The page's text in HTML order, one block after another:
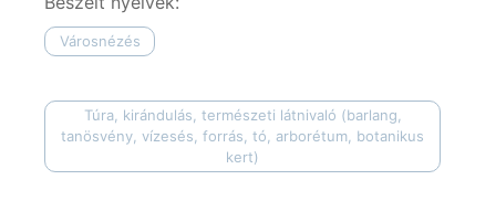
Városnézés
Túra, kirándulás, természeti látnivaló (barlang,
tanösvény, vízesés, forrás, tó, arborétum, botanikus
kert)